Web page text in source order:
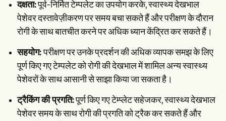
दक्षता:पूर्व-निर्मित टेम्पलेट का उपयोग करके, स्वास्थ्य देखभाल
पेशेवर दस्तावेज़ीकरण पर समय बचा सकते हैं और परीक्षण के दौरान
रोगी के साथ बातचीत करने पर अधिक ध्यान केंद्रित कर सकते हैं।
सहयोग:परीक्षण पर उनके प्रदर्शन की अधिक व्यापक समझ के लिए
पूर्ण किए गए टेम्पलेट को रोगी की देखभाल में शामिल अन्य स्वास्थ्य
पेशेवरों के साथ आसानी से साझा किया जा सकता है।
ट्रैकिंग की प्रगति:पूर्ण किए गए टेम्प्लेट सहेजकर, स्वास्थ्य देखभाल
पेशेवर समय के साथ रोगी की प्रगति को ट्रैक कर सकते हैं और